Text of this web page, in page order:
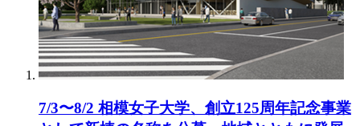
7/3〜8/2 相模女子大学、創立125周年記念事業